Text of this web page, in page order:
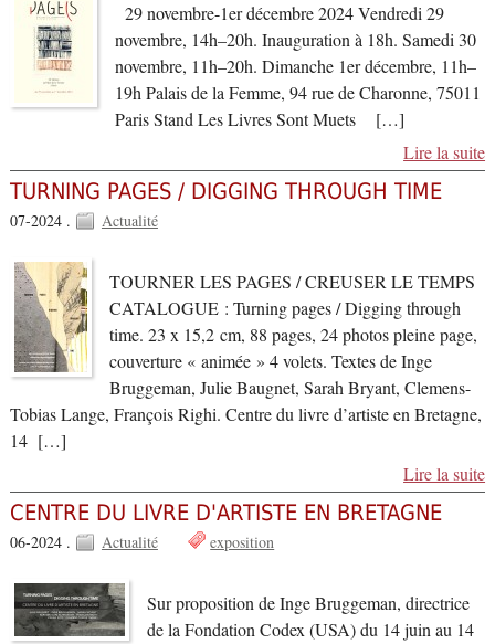
29 novembre-1er décembre 2024 Vendredi 29
novembre, 14h–20h. Inauguration à 18h. Samedi 30
novembre, 11h–20h. Dimanche 1er décembre, 11h–
19h Palais de la Femme, 94 rue de Charonne, 75011
Paris Stand Les Livres Sont Muets […]
Lire la suite
TURNING PAGES / DIGGING THROUGH TIME
07-2024 . Actualité
TOURNER LES PAGES / CREUSER LE TEMPS
CATALOGUE : Turning pages / Digging through
time. 23 x 15,2 cm, 88 pages, 24 photos pleine page,
couverture « animée » 4 volets. Textes de Inge
Bruggeman, Julie Baugnet, Sarah Bryant, Clemens-
Tobias Lange, François Righi. Centre du livre d’artiste en Bretagne,
14 […]
Lire la suite
CENTRE DU LIVRE D'ARTISTE EN BRETAGNE
06-2024 . Actualité exposition
Sur proposition de Inge Bruggeman, directrice
de la Fondation Codex (USA) du 14 juin au 14